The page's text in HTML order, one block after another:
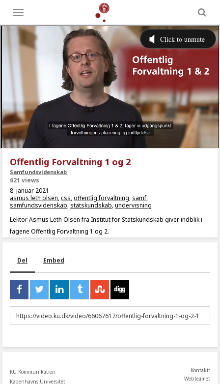
Toggle
menu
Offentlig Forvaltning 1 og 2
Samfundsvidenskab
621 views
8. januar 2021
asmus leth olsen,css,offentlig forvaltning, samf,
samfundsvidenskab, statskundskab,undervisning
Lektor Asmus Leth Olsen fra Institut for Statskundskab giver indblik i
fagene Offentlig Forvaltning 1 og 2.
Del Embed
URL
to
KU Kommunikation
Københavns Universitet
Kontakt:
Webteamet